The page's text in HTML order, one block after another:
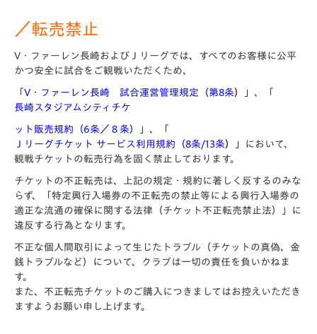
／転売禁止
V・ファーレン長崎およびＪリーグでは、すべてのお客様に公平
かつ安全に試合をご観戦いただくため、
「 V・ファーレン長崎 試合運営管理規定（第8条）
」、「
長崎スタジアムシティチケ
ット販売規約（6条／８条）
」、「
Ｊリーグチケット サービス利用規約（8条/13条）
」において、
観戦チケットの転売行為を固く禁止しております。
チケットの不正転売は、上記の規定・規約に著しく反するのみな
らず、「特定興行入場券の不正転売の禁止等による興行入場券の
適正な流通の確保に関する法律（チケット不正転売禁止法）」に
違反する行為となります。
不正な個人間取引によって生じたトラブル（チケットの真偽、金
銭トラブルなど）について、クラブは一切の責任を負いかねま
す。
また、不正転売チケットのご購入につきましてはお控えいただき
ますようお願い申し上げます。